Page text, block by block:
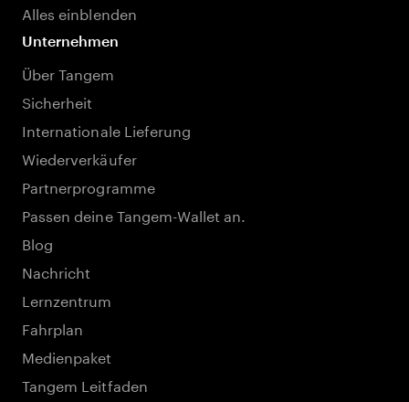
Alles einblenden
Unternehmen
Über Tangem
Sicherheit
Internationale Lieferung
Wiederverkäufer
Partnerprogramme
Passen deine Tangem-Wallet an.
Blog
Nachricht
Lernzentrum
Fahrplan
Medienpaket
Tangem Leitfaden